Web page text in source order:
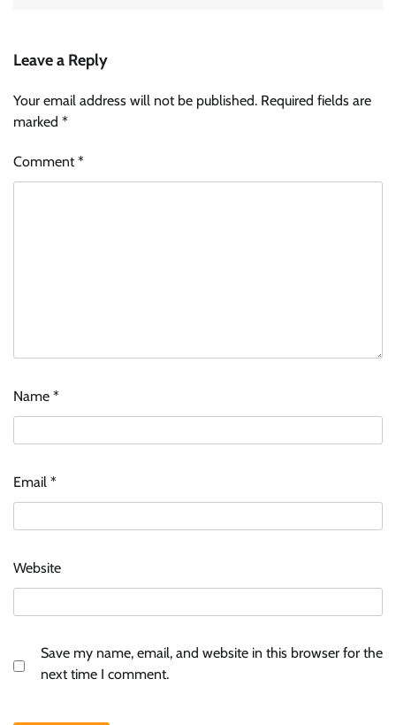
Leave a Reply
Your email address will not be published. Required fields are
marked *
Comment*
Name *
Email *
Website
Save my name, email, and website in this browser for the
next time I comment.